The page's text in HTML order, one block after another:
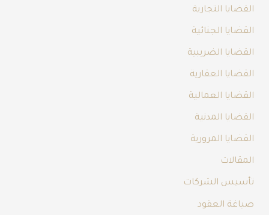
القضايا التجارية
القضايا الجنائية
القضايا الضريبية
القضايا العقارية
القضايا العمالية
القضايا المدنية
القضايا المرورية
المقالات
تأسيس الشركات
صياغة العقود